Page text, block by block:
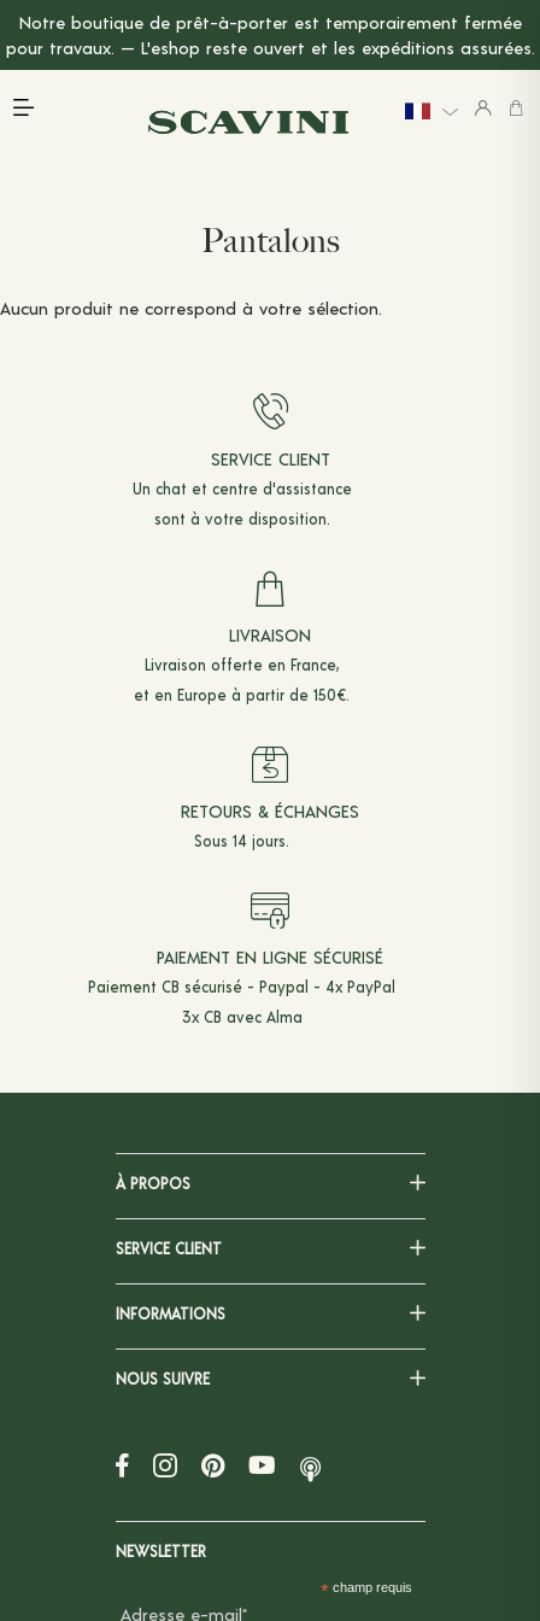
Notre boutique de prêt-à-porter est temporairement fermée
pour travaux. — L'eshop reste ouvert et les expéditions assurées.
Pantalons
Aucun produit ne correspond à votre sélection.
SERVICE CLIENT
Un chat et centre d'assistance
sont à votre disposition.
LIVRAISON
Livraison offerte en France,
et en Europe à partir de 150€.
RETOURS & ÉCHANGES
Sous 14 jours.
PAIEMENT EN LIGNE SÉCURISÉ
Paiement CB sécurisé - Paypal - 4x PayPal
3x CB avec Alma
Menu Principal
CARTE CADEAU
PRINTEMPS-ÉTÉ 2026
VESTES & MANTEAUX
CHEMISES
T-SHIRTS & POLOS
ACCESSOIRES
CRAVATES & NOEUDS PAPILLONS
CHAUSSETTES MI-BAS
BRETELLES
POCHETTES
TOTE BAGS
CINTRES
À PROPOS
SERVICE CLIENT
INFORMATIONS
NOUS SUIVRE
NEWSLETTER
* champ requis